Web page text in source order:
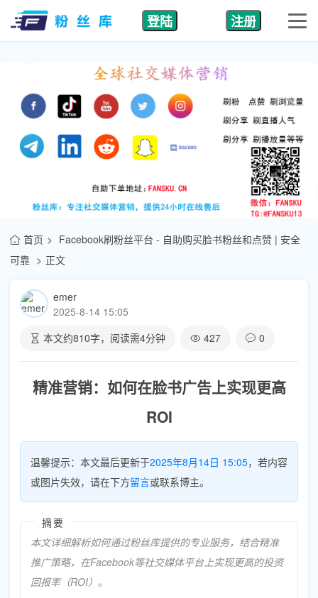
登陆 注册
首页
Facebook刷粉丝平台 - 自助购买脸书粉丝和点赞 | 安全
可靠
正文
emer
2025-8-14 15:05
本文约810字，阅读需4分钟 427 0
精准营销：如何在脸书广告上实现更高
ROI
温馨提示：本文最后更新于2025年8月14日 15:05，若内容
或图片失效，请在下方留言或联系博主。
摘要
本文详细解析如何通过粉丝库提供的专业服务，结合精准
推广策略，在Facebook等社交媒体平台上实现更高的投资
回报率（ROI）。